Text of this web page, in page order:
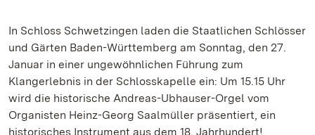
In Schloss Schwetzingen laden die Staatlichen Schlösser
und Gärten Baden-Württemberg am Sonntag, den 27.
Januar in einer ungewöhnlichen Führung zum
Klangerlebnis in der Schlosskapelle ein: Um 15.15 Uhr
wird die historische Andreas-Ubhauser-Orgel vom
Organisten Heinz-Georg Saalmüller präsentiert, ein
historisches Instrument aus dem 18. Jahrhundert!